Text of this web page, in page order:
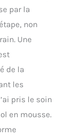
par la
non
Une
de la
les
pris le soin
en mousse.